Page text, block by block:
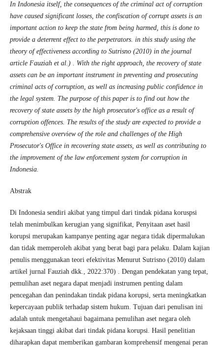
In Indonesia itself, the consequences of the criminal act of corruption
have caused significant losses, the confiscation of corrupt assets is an
important action to keep the state from being harmed, this is done to
provide a deterrent effect to the perpetrators. in this study using the
theory of effectiveness according to Sutrisno (2010) in the journal
article Fauziah et al.) . With the right approach, the recovery of state
assets can be an important instrument in preventing and prosecuting
criminal acts of corruption, as well as increasing public confidence in
the legal system. The purpose of this paper is to find out how the
recovery of state assets by the high prosecutor's office as a result of
corruption offences. The results of the study are expected to provide a
comprehensive overview of the role and challenges of the High
Prosecutor's Office in recovering state assets, as well as contributing to
the improvement of the law enforcement system for corruption in
Indonesia.
Abstrak
Di Indonesia sendiri akibat yang timpul dari tindak pidana koruspsi
telah menimbulkan kerugian yang signifikat, Penyitaan aset hasil
korupsi merupakan kampanye penting agar negara tidak dipermalukan
dan tidak memperoleh akibat yang berat bagi para pelaku. Dalam kajian
penulis menggunakan teori efektivitas Menurut Sutrisno (2010) dalam
artikel jurnal Fauziah dkk., 2022:370) . Dengan pendekatan yang tepat,
pemulihan aset negara dapat menjadi instrumen penting dalam
pencegahan dan penindakan tindak pidana korupsi, serta meningkatkan
kepercayaan publik terhadap sistem hukum. Tujuan dari penulisan ini
adalah untuk mengetahaui bagaimana pemulihan aset negara oleh
kejaksaan tinggi akibat dari tindak pidana korupsi. Hasil penelitian
diharapkan dapat memberikan gambaran komprehensif mengenai peran